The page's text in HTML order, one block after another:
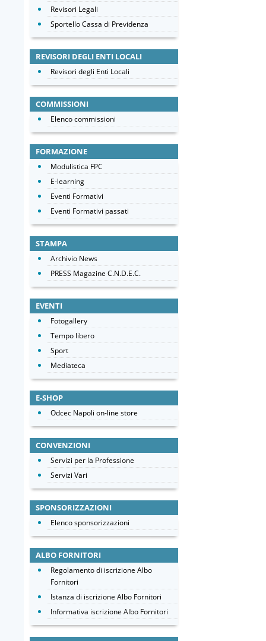
Revisori Legali
Sportello Cassa di Previdenza
REVISORI DEGLI ENTI LOCALI
Revisori degli Enti Locali
COMMISSIONI
Elenco commissioni
FORMAZIONE
Modulistica FPC
E-learning
Eventi Formativi
Eventi Formativi passati
STAMPA
Archivio News
PRESS Magazine C.N.D.E.C.
EVENTI
Fotogallery
Tempo libero
Sport
Mediateca
E-SHOP
Odcec Napoli on-line store
CONVENZIONI
Servizi per la Professione
Servizi Vari
SPONSORIZZAZIONI
Elenco sponsorizzazioni
ALBO FORNITORI
Regolamento di iscrizione Albo
Fornitori
Istanza di iscrizione Albo Fornitori
Informativa iscrizione Albo Fornitori